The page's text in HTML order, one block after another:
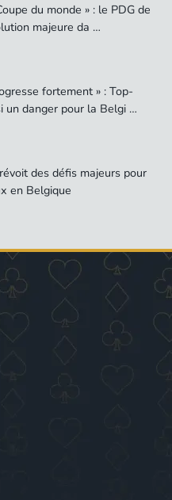
du monde » : le PDG de
majeure da …
fortement » : Top-
un danger pour la Belgi …
des défis majeurs pour
en Belgique